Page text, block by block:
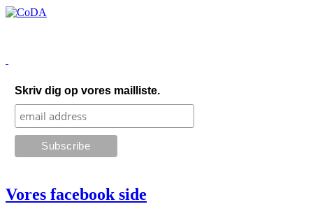
Skriv dig op vores mailliste.
Vores facebook side